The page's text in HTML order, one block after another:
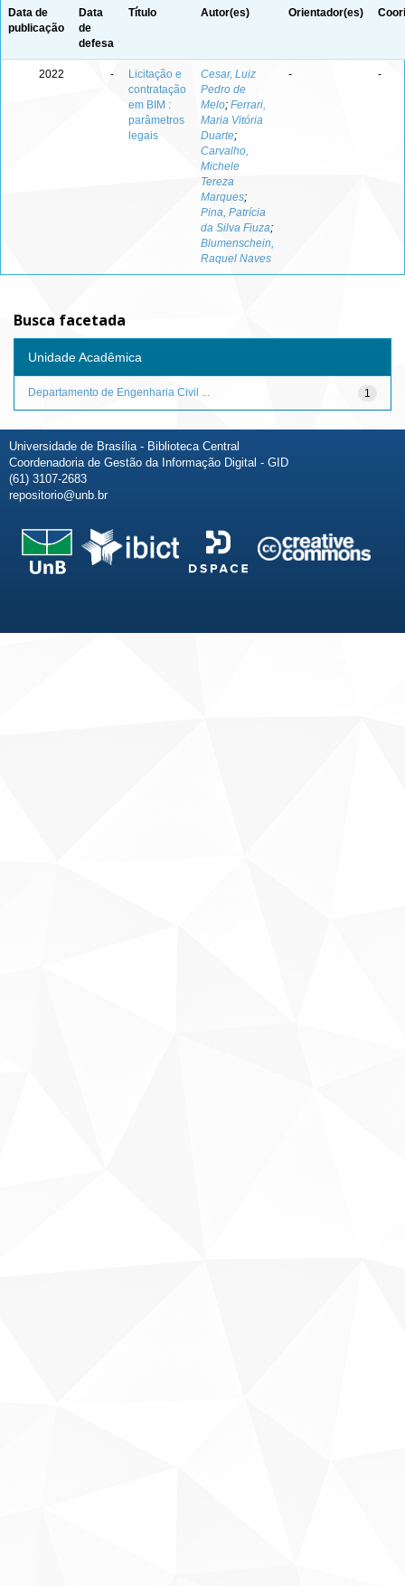
Data de
publicação
Data
de
defesa
Título Autor(es) Orientador(es)
2022 -
Licitação e
contratação
em BIM :
parâmetros
legais
Cesar, Luiz
Pedro de
Melo; Ferrari,
Maria Vitória
Duarte;
Carvalho,
Michele
Tereza
Marques;
Pina, Patrícia
da Silva Fiuza;
Blumenschein,
Raquel Naves
- -
Busca facetada
Unidade Acadêmica
1
Departamento de Engenharia Civil ...
Universidade de Brasília - Biblioteca Central
Coordenadoria de Gestão da Informação Digital - GID
(61) 3107-2683
repositorio@unb.br